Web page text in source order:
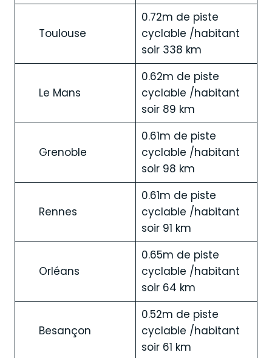
Toulouse
0.72m de piste
cyclable /habitant
soir 338 km
Le Mans
0.62m de piste
cyclable /habitant
soir 89 km
Grenoble
0.61m de piste
cyclable /habitant
soir 98 km
Rennes
0.61m de piste
cyclable /habitant
soir 91 km
Orléans
0.65m de piste
cyclable /habitant
soir 64 km
Besançon
0.52m de piste
cyclable /habitant
soir 61 km